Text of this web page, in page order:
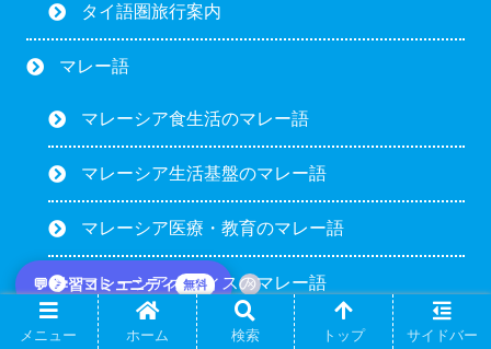
💬 学習コミュニティ 無料 ×
タイ語圏旅行案内
マレー語
マレーシア食生活のマレー語
マレーシア生活基盤のマレー語
マレーシア医療・教育のマレー語
マレーシアオフィスのマレー語
マレーシア交通のマレー語
メニュー ホーム 検索 トップ サイドバー